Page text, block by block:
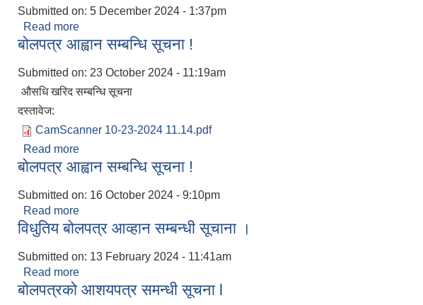
Submitted on: 5 December 2024 - 1:37pm
Read more
बोलपत्र आह्वान सम्बन्धि सूचना !
Submitted on: 23 October 2024 - 11:19am
औसधि खरिद सम्बन्धि सूचना
दस्तावेज:
CamScanner 10-23-2024 11.14.pdf
Read more
बोलपत्र आह्वान सम्बन्धि सूचना !
Submitted on: 16 October 2024 - 9:10pm
Read more
विधुतिय बोलपत्र आव्हान सम्बन्धी सूचाना ।
Submitted on: 13 February 2024 - 11:41am
Read more
बोलपत्रको आशयपत्र समन्धी सूचना l